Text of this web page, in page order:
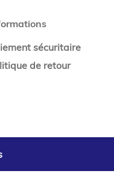
sécuritaire
de retour